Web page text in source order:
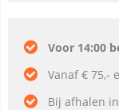
Voor 14:00
Vanaf € 75,-
Bij afhalen